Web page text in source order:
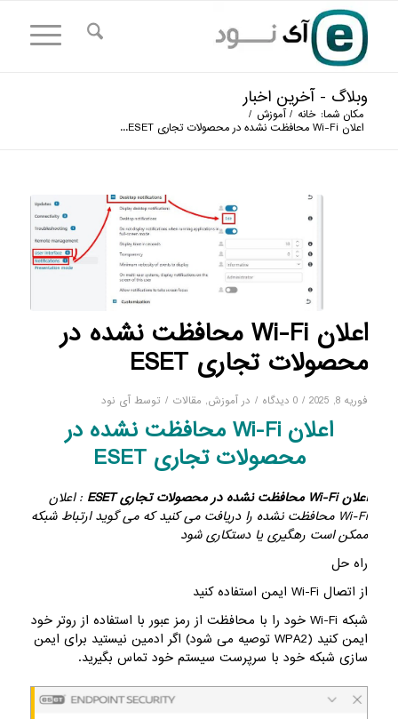
وبلاگ - آخرین اخبار
مکان شما: خانه / آموزش /
اعلان Wi-Fi محافظت نشده در محصولات تجاری ESET...
اعلان Wi-Fi محافظت نشده در
محصولات تجاری ESET
فوریه 8, 2025 / 0 دیدگاه / در آموزش, مقالات / توسط آی نود
اعلان Wi-Fi محافظت نشده در
محصولات تجاری ESET
اعلان Wi-Fi محافظت نشده در محصولات تجاری ESET
: اعلان
Wi-Fi محافظت نشده را دریافت می کنید که می گوید ارتباط شبکه
ممکن است رهگیری یا دستکاری شود
راه حل
از اتصال Wi-Fi ایمن استفاده کنید
شبکه Wi-Fi خود را با محافظت از رمز عبور با استفاده از روتر خود
ایمن کنید (WPA2 توصیه می شود) اگر ادمین نیستید برای ایمن
سازی شبکه خود با سرپرست سیستم خود تماس بگیرید.